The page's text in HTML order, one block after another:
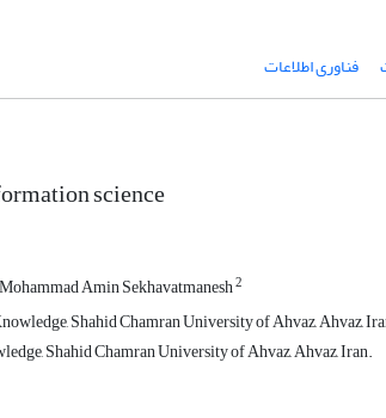
فناوری اطلاعات
science
Mohammad Amin Sekhavatmanesh2
Shahid Chamran University of Ahvaz, Ahvaz,
Shahid Chamran University of Ahvaz, Ahvaz, Iran.